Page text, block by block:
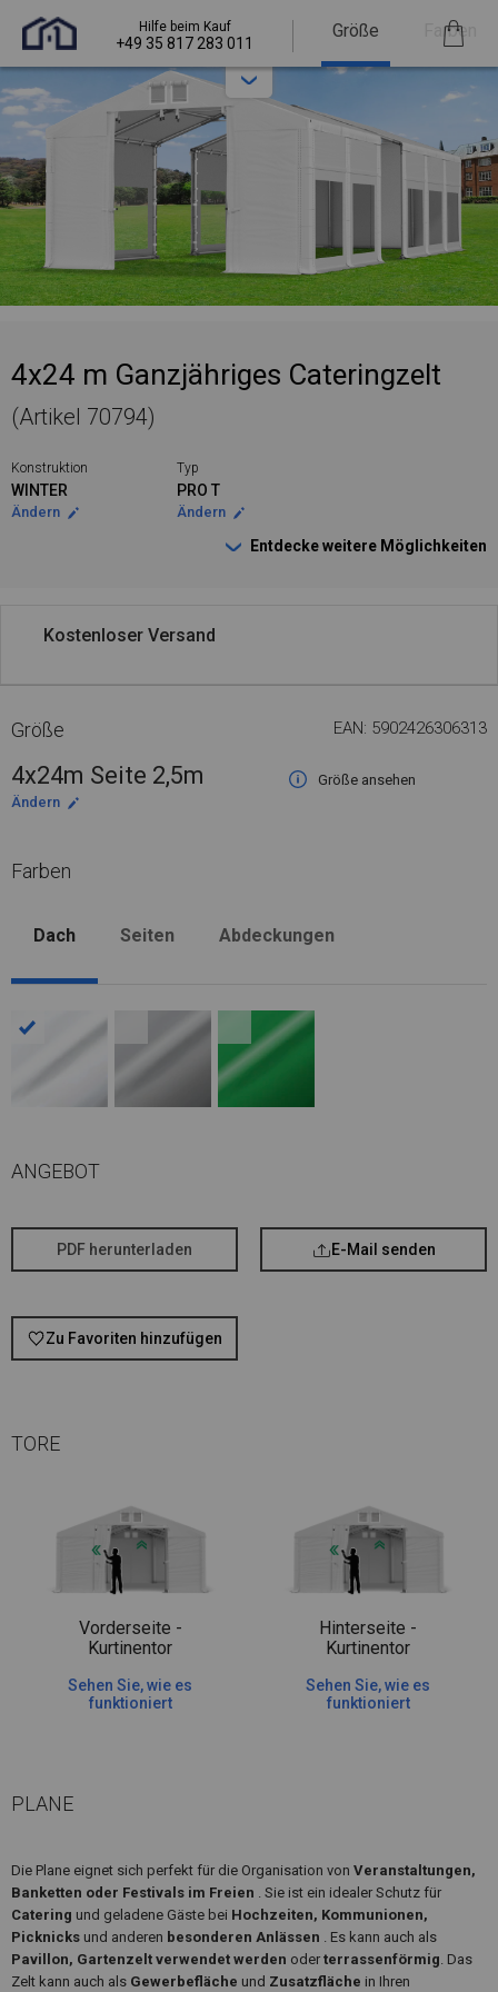
Hilfe beim Kauf
+49 35 817 283 011
Größe Farben
4x24 m Ganzjähriges Cateringzelt
(Artikel 70794)
Konstruktion
WINTER
Ändern
Typ
PRO T
Ändern
Entdecke weitere Möglichkeiten
Kostenloser Versand
Größe EAN: 5902426306313
4x24m Seite 2,5m
Größe ansehen
Ändern
Farben
Dach Seiten Abdeckungen
ANGEBOT
PDF herunterladen E-Mail senden
Zu Favoriten hinzufügen
TORE
Vorderseite -
Kurtinentor
Sehen Sie, wie es
funktioniert
Hinterseite -
Kurtinentor
Sehen Sie, wie es
funktioniert
PLANE
Die Plane eignet sich perfekt für die Organisation von Veranstaltungen,
Banketten oder Festivals im Freien . Sie ist ein idealer Schutz für
Catering und geladene Gäste bei Hochzeiten, Kommunionen,
Picknicks und anderen besonderen Anlässen . Es kann auch als
Pavillon, Gartenzelt verwendet werden oder terrassenförmig. Das
Zelt kann auch als Gewerbefläche und Zusatzfläche in Ihren